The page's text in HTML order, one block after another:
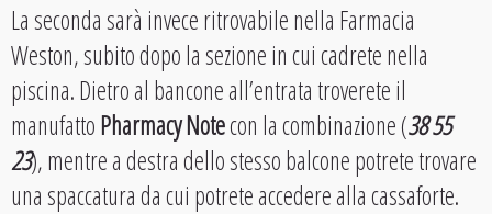
La seconda sarà invece ritrovabile nella Farmacia
Weston, subito dopo la sezione in cui cadrete nella
piscina. Dietro al bancone all’entrata troverete il
manufattoPharmacy Notecon la combinazione (38 55
23), mentre a destra dello stesso balcone potrete trovare
una spaccatura da cui potrete accedere alla cassaforte.